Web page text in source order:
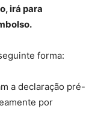
irá para
forma:
a declaração pré-
por